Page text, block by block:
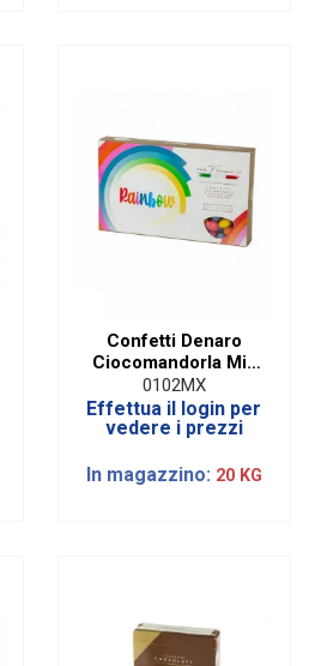
Confetti Denaro
Ciocomandorla Mix
Rainbow Colorati | 1
Kg Senza Glutine
0102MX
Effettua il login per
vedere i prezzi
In magazzino: 20 KG